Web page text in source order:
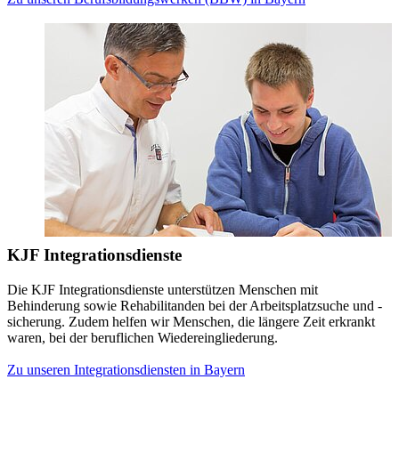
KJF Integrationsdienste
Die KJF Integrationsdienste unterstützen Menschen mit
Behinderung sowie Rehabilitanden bei der Arbeitsplatzsuche und -
sicherung. Zudem helfen wir Menschen, die längere Zeit erkrankt
waren, bei der beruflichen Wiedereingliederung.
Zu unseren Integrationsdiensten in Bayern